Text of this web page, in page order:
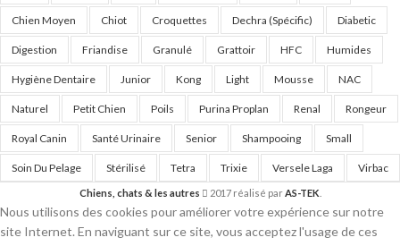
Chien Moyen Chiot Croquettes Dechra (Spécific) Diabetic
Digestion Friandise Granulé Grattoir HFC Humides
Hygiène Dentaire Junior Kong Light Mousse NAC
Naturel Petit Chien Poils Purina Proplan Renal Rongeur
Royal Canin Santé Urinaire Senior Shampooing Small
Soin Du Pelage Stérilisé Tetra Trixie Versele Laga Virbac
Chiens, chats & les autres 2017 réalisé parAS-TEK
Nous utilisons des cookies pour améliorer votre expérience sur notre
site Internet. En naviguant sur ce site, vous acceptez l'usage de ces